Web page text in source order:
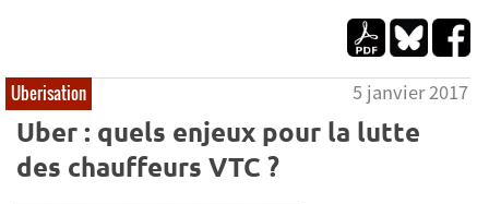
Uberisation 5 janvier 2017
Uber : quels enjeux pour la lutte
des chauffeurs VTC ?